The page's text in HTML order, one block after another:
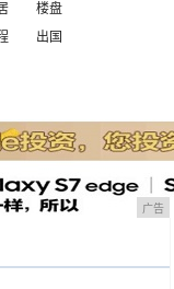
楼盘
出国
广告